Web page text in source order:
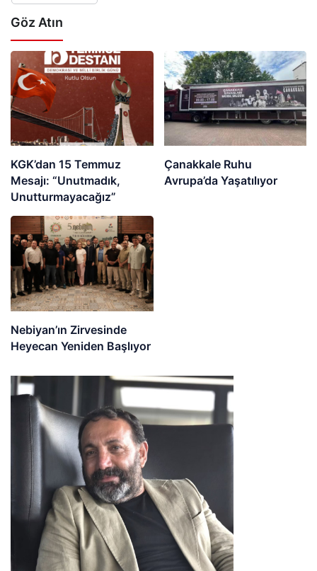
Göz Atın
KGK’dan 15 Temmuz
Mesajı: “Unutmadık,
Unutturmayacağız”
Çanakkale Ruhu
Avrupa’da Yaşatılıyor
Nebiyan’ın Zirvesinde
Heyecan Yeniden Başlıyor